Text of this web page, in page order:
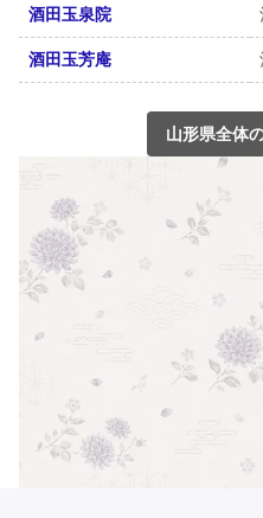
酒田玉泉院
酒田玉芳庵
山形県全体